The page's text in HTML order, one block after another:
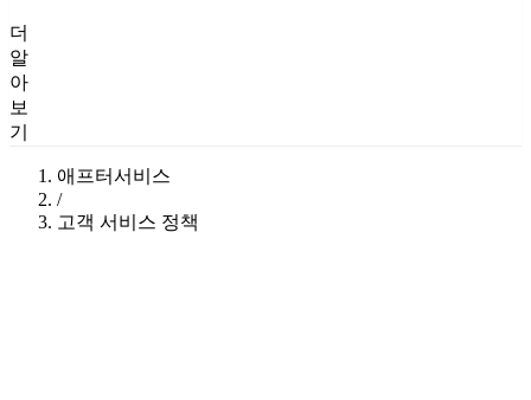
더
알
아
보
기
애프터서비스
/
고객 서비스 정책